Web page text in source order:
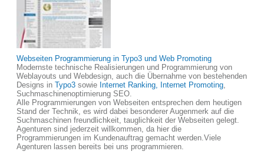
Webseiten Programmierung in Typo3 und Web Promoting
Modernste technische Realisierungen und Programmierung von
Weblayouts und Webdesign, auch die Übernahme von bestehenden
Designs in Typo3 sowie Internet Ranking, Internet Promoting,
Suchmaschinenoptimierung SEO.
Alle Programmierungen von Webseiten entsprechen dem heutigen
Stand der Technik, es wird dabei besonderer Augenmerk auf die
Suchmaschinen freundlichkeit, tauglichkeit der Webseiten gelegt.
Agenturen sind jederzeit willkommen, da hier die
Programmierungen im Kundenauftrag gemacht werden.Viele
Agenturen lassen bereits bei uns programmieren.